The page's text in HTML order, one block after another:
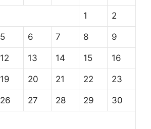
1 2
5 6 7 8 9
12 13 14 15 16
19 20 21 22 23
26 27 28 29 30